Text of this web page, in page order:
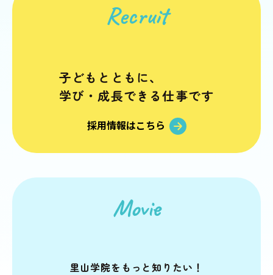
Recruit
子どもとともに、
学び・成長できる仕事です
採用情報はこちら
Movie
里山学院を もっと知りたい！